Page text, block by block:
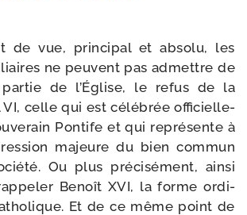
de vue, prin­ci­pal et abso­lu, les
ne peuvent pas admettre de
de l’Église, le refus de la
VI, celle qui est célé­brée offi­ciel­le­
Pontife et qui repré­sente à
majeure du bien com­mun
Ou plus pré­ci­sé­ment, ain­si
Benoît XVI, la forme ordi­
Et de ce même point de